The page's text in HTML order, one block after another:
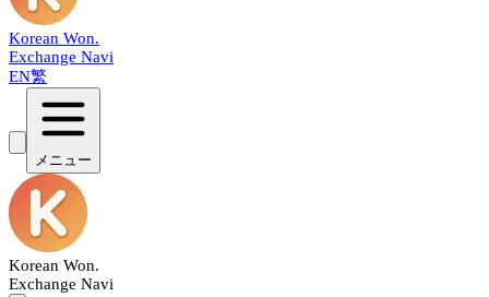
Korean Won.
Exchange Navi
EN繁
メニュー
Korean Won.
Exchange Navi